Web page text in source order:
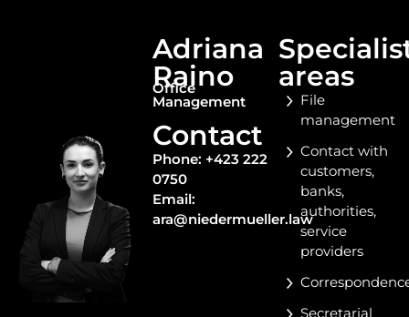
Adriana
Raino
Office
Management
Contact
Phone: +423 222
0750
Email:
ara@niedermueller.law
areas​
File
management
Contact with
customers,
banks,
authorities,
service
providers
Secretarial